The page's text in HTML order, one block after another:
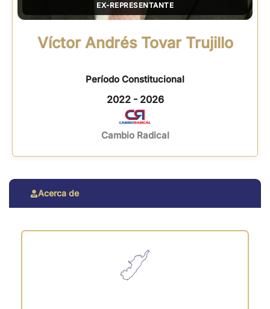
EX-REPRESENTANTE
Víctor Andrés Tovar Trujillo
Período Constitucional
2022 - 2026
Cambio Radical
Acerca de